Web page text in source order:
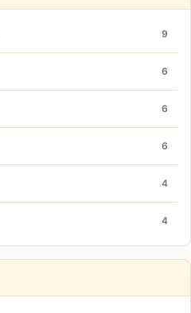
9
6
6
6
4
4